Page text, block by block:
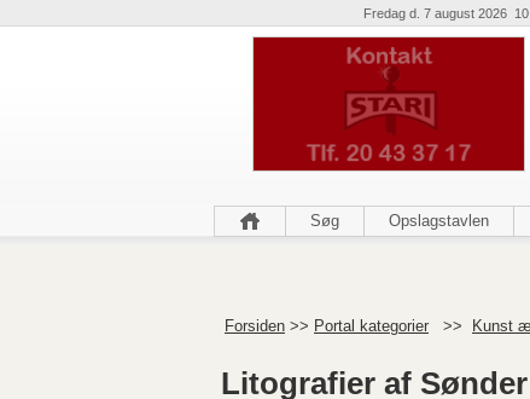
Fredag d. 7 august 2026
Søg Opslagstavlen
Forsiden >> Portal kategorier >> Kunst
Litografier af